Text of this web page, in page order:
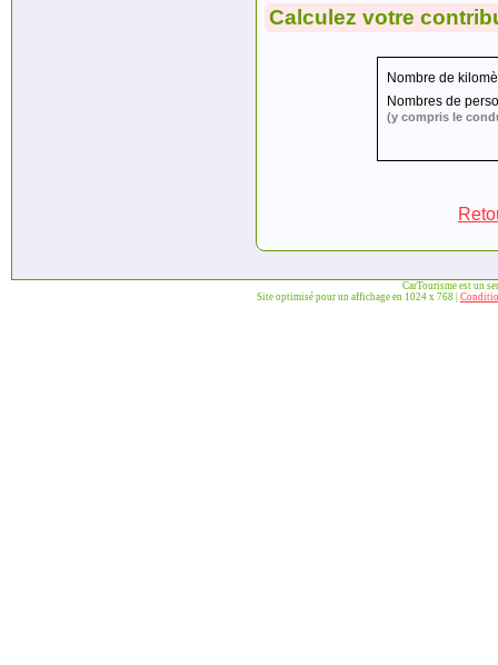
Calculez votre
Nombre de
Nombres de
(y compris le
CarTourisme est un
Site optimisé pour un affichage en 1024 x 768 |